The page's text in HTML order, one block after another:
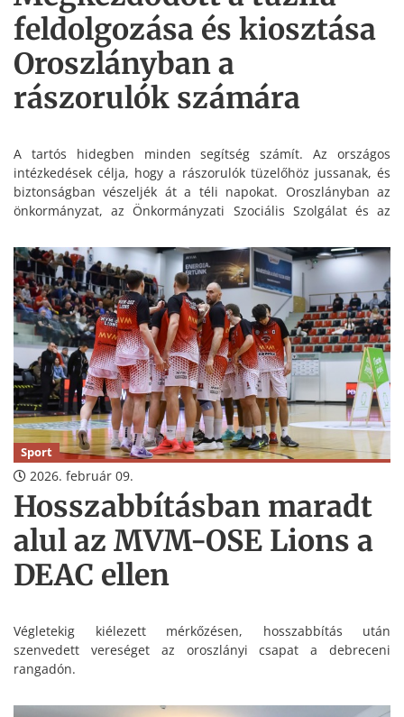
feldolgozása és kiosztása
Oroszlányban a
rászorulók számára
A tartós hidegben minden segítség számít. Az országos
intézkedések célja, hogy a rászorulók tüzelőhöz jussanak, és
biztonságban vészeljék át a téli napokat. Oroszlányban az
önkormányzat, az Önkormányzati Szociális Szolgálat és az
dolgozik azon, hogy a tűzifa minél gyorsabban eljusson a
jogosultakhoz.
Sport
2026. február 09.
Hosszabbításban maradt
alul az MVM-OSE Lions a
DEAC ellen
Végletekig kiélezett mérkőzésen, hosszabbítás után
szenvedett vereséget az oroszlányi csapat a debreceni
rangadón.